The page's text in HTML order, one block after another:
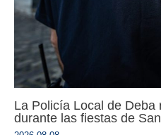
La Policía Local de Deba
durante las fiestas de